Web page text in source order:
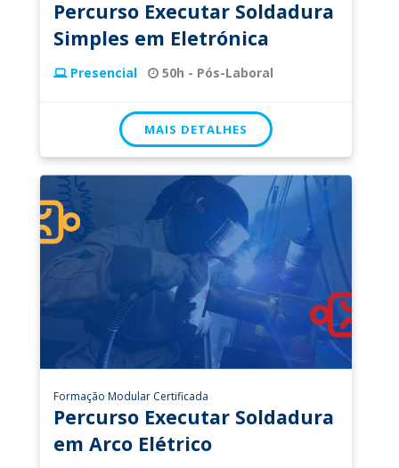
Percurso Executar Soldadura
Simples em Eletrónica
Presencial 50h - Pós-Laboral
MAIS DETALHES
Formação Modular Certificada
Percurso Executar Soldadura
em Arco Elétrico